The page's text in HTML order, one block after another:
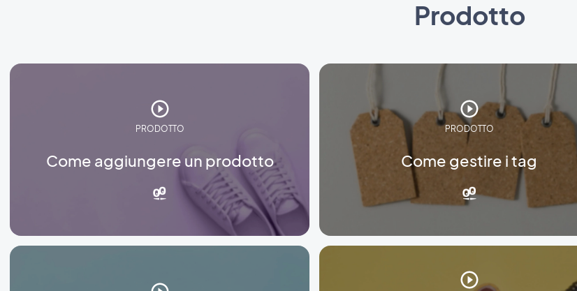
Prodotto
PRODOTTO
Come aggiungere un prodotto
PRODOTTO
Come gestire i tag